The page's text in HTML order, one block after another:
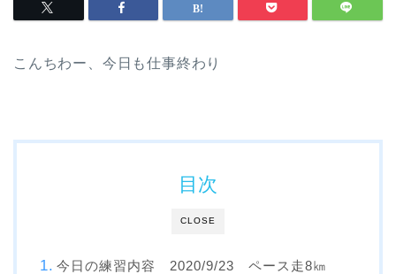
こんちわー、今日も仕事終わり
CLOSE
目次
今日の練習内容 2020/9/23 ペース走8㎞